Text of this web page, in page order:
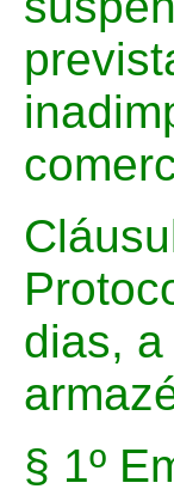
dias,
§ 1º